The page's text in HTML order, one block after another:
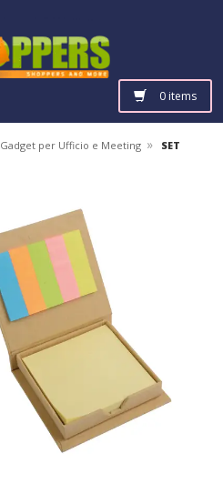
0 items
Gadget per Ufficio e Meeting »
SET